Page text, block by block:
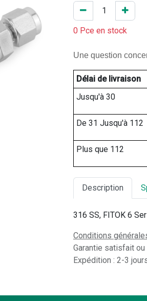
0 Pce en stock
Une question
Délai de livraison
Jusqu'à 30
De 31 Jusqu'à 112
Plus que 112
Description
316 SS, FITOK 6
Conditions
Garantie satisfait
Expédition : 2-3